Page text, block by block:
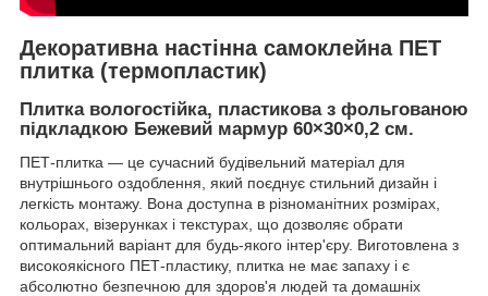
Декоративна настінна самоклейна ПЕТ
плитка (термопластик)
Плитка вологостійка, пластикова з фольгованою
підкладкою Бежевий мармур 60×30×0,2 см.
ПЕТ-плитка — це сучасний будівельний матеріал для
внутрішнього оздоблення, який поєднує стильний дизайн і
легкість монтажу. Вона доступна в різноманітних розмірах,
кольорах, візерунках і текстурах, що дозволяє обрати
оптимальний варіант для будь-якого інтер'єру. Виготовлена з
високоякісного ПЕТ-пластику, плитка не має запаху і є
абсолютно безпечною для здоров'я людей та домашніх